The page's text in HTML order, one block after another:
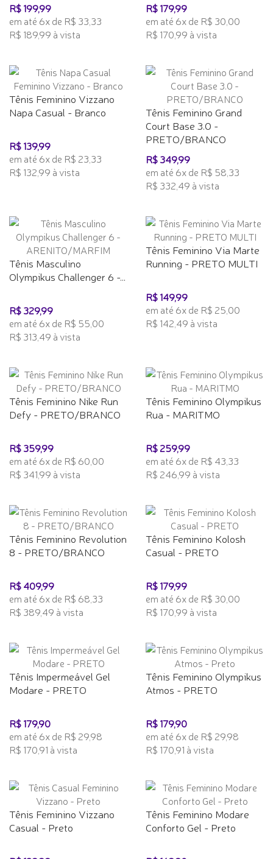
R$ 199,99
em até 6x de R$ 33,33
R$ 189,99 à vista
R$ 179,99
em até 6x de R$ 30,00
R$ 170,99 à vista
Tênis Feminino Vizzano
Napa Casual - Branco
R$ 139,99
em até 6x de R$ 23,33
R$ 132,99 à vista
Tênis Feminino Grand
Court Base 3.0 -
PRETO/BRANCO
R$ 349,99
em até 6x de R$ 58,33
R$ 332,49 à vista
Tênis Masculino
Olympikus Challenger 6 -...
R$ 329,99
em até 6x de R$ 55,00
R$ 313,49 à vista
Tênis Feminino Via Marte
Running - PRETO MULTI
R$ 149,99
em até 6x de R$ 25,00
R$ 142,49 à vista
Tênis Feminino Nike Run
Defy - PRETO/BRANCO
R$ 359,99
em até 6x de R$ 60,00
R$ 341,99 à vista
Tênis Feminino Olympikus
Rua - MARITMO
R$ 259,99
em até 6x de R$ 43,33
R$ 246,99 à vista
Tênis Feminino Revolution
8 - PRETO/BRANCO
R$ 409,99
em até 6x de R$ 68,33
R$ 389,49 à vista
Tênis Feminino Kolosh
Casual - PRETO
R$ 179,99
em até 6x de R$ 30,00
R$ 170,99 à vista
Tênis Impermeável Gel
Modare - PRETO
R$ 179,90
em até 6x de R$ 29,98
R$ 170,91 à vista
Tênis Feminino Olympikus
Atmos - PRETO
R$ 179,90
em até 6x de R$ 29,98
R$ 170,91 à vista
Tênis Feminino Vizzano
Casual - Preto
Tênis Feminino Modare
Conforto Gel - Preto